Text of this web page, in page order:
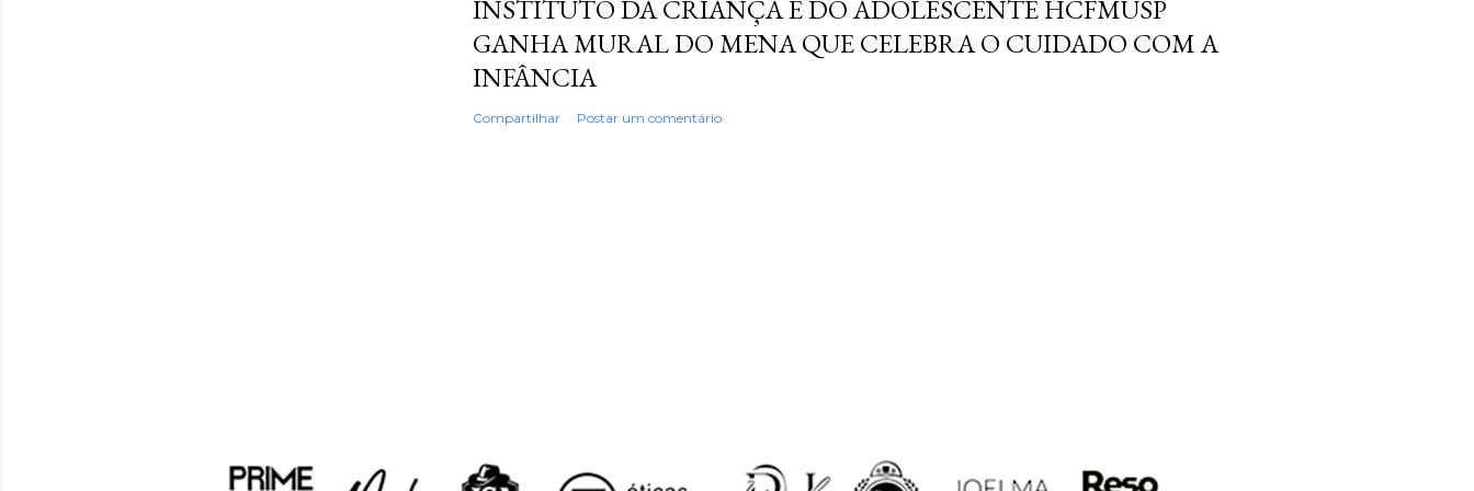
INSTITUTO DA CRIANÇA E DO ADOLESCENTE HCFMUSP
GANHA MURAL DO MENA QUE CELEBRA O CUIDADO COM A
INFÂNCIA
Compartilhar Postar um comentário